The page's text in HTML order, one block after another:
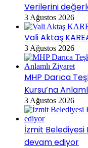
Verilerini
3 Ağustos 2026
Vali Aktaş
3 Ağustos 2026
MHP Darıca
Kursu’na
3 Ağustos 2026
İzmit Belediyesi
devam ediyor